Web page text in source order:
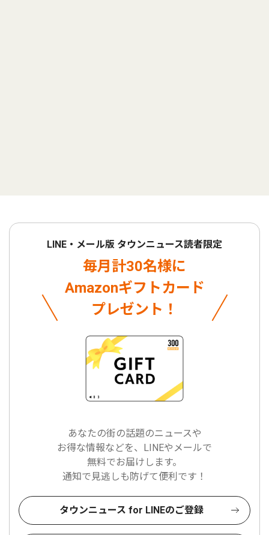
LINE・メール版 タウンニュース読者限定
毎月計30名様に
Amazonギフトカード
プレゼント！
あなたの街の話題のニュースや
お得な情報などを、LINEやメールで
無料でお届けします。
通知で見逃しも防げて便利です！
タウンニュース for LINEのご登録